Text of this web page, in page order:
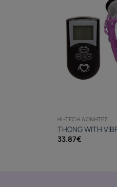
HI-TECH ΔΟΝΗΤΈΣ
THONG WITH
33.87€